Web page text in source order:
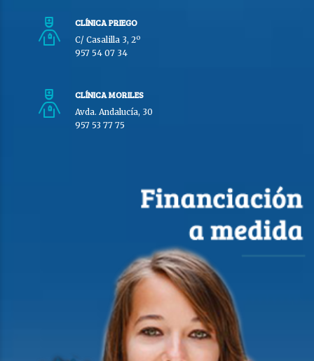
CLÍNICA PRIEGO
C/ Casalilla 3, 2º
957 54 07 34
CLÍNICA MORILES
Avda. Andalucía, 30
957 53 77 75